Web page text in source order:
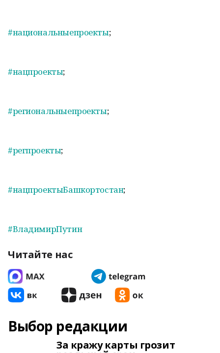
#национальныепроекты;
#нацпроекты;
#региональныепроекты;
#регпроекты;
#нацпроектыБашкортостан;
#ВладимирПутин
Читайте нас
Выбор редакции
За кражу карты грозит